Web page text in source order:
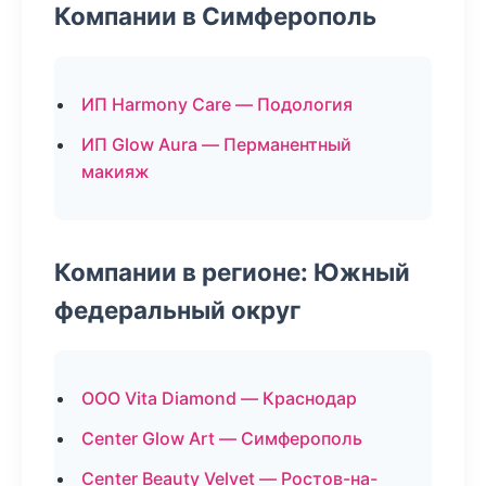
Компании в Симферополь
ИП Harmony Care — Подология
ИП Glow Aura — Перманентный
макияж
Компании в регионе: Южный
федеральный округ
ООО Vita Diamond — Краснодар
Center Glow Art — Симферополь
Center Beauty Velvet — Ростов-на-